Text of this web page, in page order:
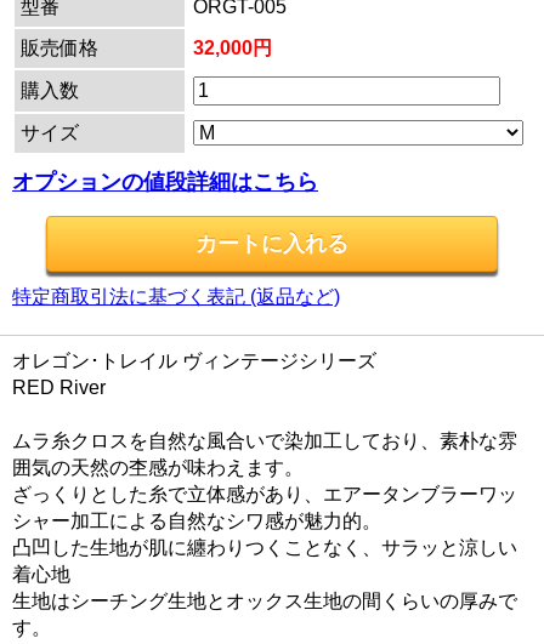
型番
ORGT-005
販売価格
32,000円
購入数
サイズ
オプションの値段詳細はこちら
特定商取引法に基づく表記 (返品など)
オレゴン･トレイル ヴィンテージシリーズ
RED River
ムラ糸クロスを自然な風合いで染加工しており、素朴な雰
囲気の天然の杢感が味わえます。
ざっくりとした糸で立体感があり、エアータンブラーワッ
シャー加工による自然なシワ感が魅力的。
凸凹した生地が肌に纏わりつくことなく、サラッと涼しい
着心地
生地はシーチング生地とオックス生地の間くらいの厚みで
す。